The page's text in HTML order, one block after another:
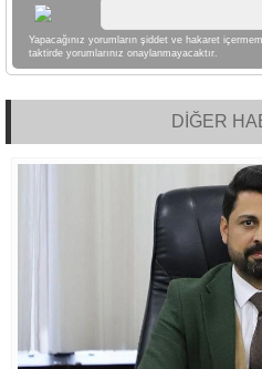
Yapacağınız yorumların şiddet ve hakaret
taktirde yorumlarınız onaylanmayacaktır.
DİĞER